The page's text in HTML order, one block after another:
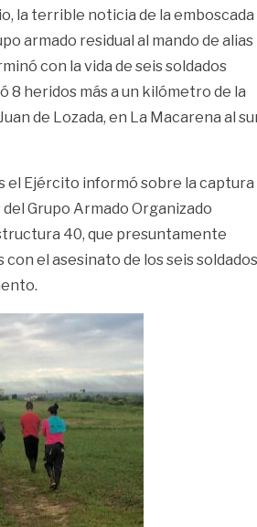
la terrible noticia de la emboscada
armado residual al mando de alias
con la vida de seis soldados
8 heridos más a un kilómetro de la
de Lozada, en La Macarena al
el Ejército informó sobre la captura
Grupo Armado Organizado
40, que presuntamente
el asesinato de los seis soldados